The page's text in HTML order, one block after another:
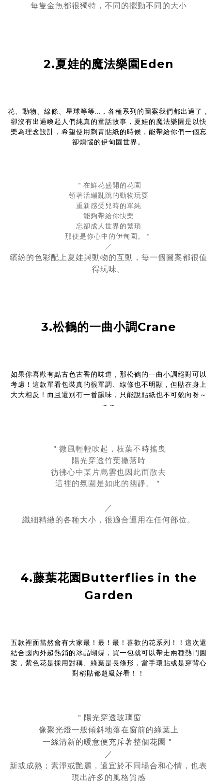
每隻金魚都很獨特，不同的擺動不同的大小
2.夏娃的魔法樂園Eden
花、動物、線條、星球等等...，各種系列的圖案我們都出過了，
卻沒有出過喚起人們純真的童話故事，夏娃的魔法樂園是以快
樂為理念設計，希望使用刺青貼紙的時候，能帶給你們一個忘
卻煩惱的伊甸園世界。
＂在鮮花盛開的花園
領著活繃亂跳的動物玩耍
重新感受兒時的單純
能夠帶給你快樂
忘卻成人世界的繁瑣
那便是你心中的伊甸園。＂
／
繽紛的色彩配上夏娃與動物的互動，每一個圖案都很值
得玩味。
3.松鶴的一曲小調Crane
如果你喜歡有點古色古香的味道，那松鶴的一曲小調絕對可以
考慮！這款單看包裝真的很單調、線條也不明顯，但貼在身上
大大相反！而且還別有一番韻味，只能說貼紙也不可貌向呀～
～～
＂微風輕輕吹起，枝葉不時搖曳
陽光穿透竹葉撒落時
彷彿心中某片烏雲也因此而散去
這裡的氛圍是如此的幽靜。＂
／
纖細精緻的各種大小，很適合運用在任何部位。
4.藤葉花園Butterflies in the
Garden
五款裡面當然會有大家最！最！最！喜歡的花系列！！這次還
結合國內外超熱銷的冰晶蝴蝶，買一包就可以帶走兩種熱門圖
案，紫色花是採用對稱、綠葉是長條形，當手環貼或是穿背心
對稱貼都超級好看！！
＂ 陽光穿透玻璃窗
像聚光燈一般傾斜地落在窗前的綠葉上
一絲清新的暖意便充斥著整個花園＂
／
新或成熟；素淨或艷麗，適宜於不同場合和心情，也表
現出許多的風格質感